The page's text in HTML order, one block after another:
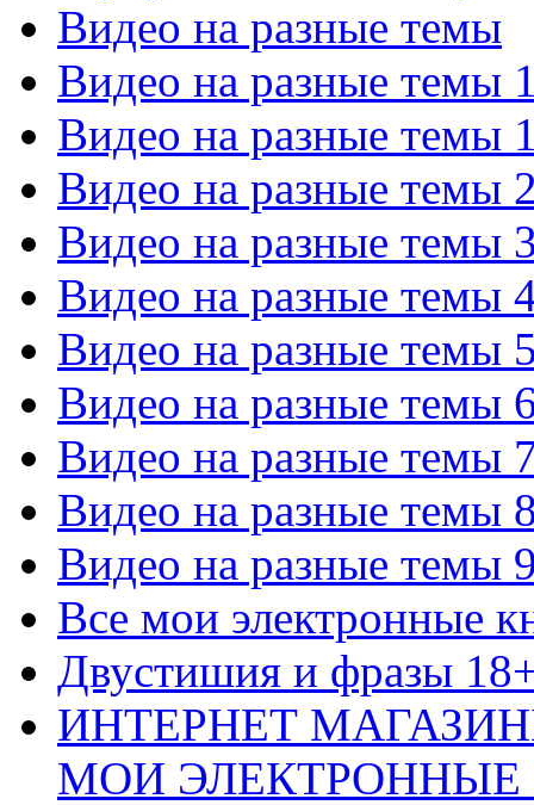
Видео на разные темы
Видео на разные темы
Видео на разные темы
Видео на разные темы
Видео на разные темы
Видео на разные темы
Видео на разные темы
Видео на разные темы
Видео на разные темы
Видео на разные темы
Видео на разные темы
Все мои электронные
Двустишия и фразы
ИНТЕРНЕТ
МОИ ЭЛЕКТРОННЫЕ